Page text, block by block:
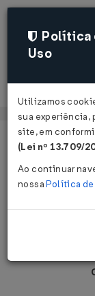
Página Inicial
Lei Nº
Política
Uso
Utilizamos
sua experiência,
site, em
(Lei nº 13.709/
Ao continuar
nossaPolítica